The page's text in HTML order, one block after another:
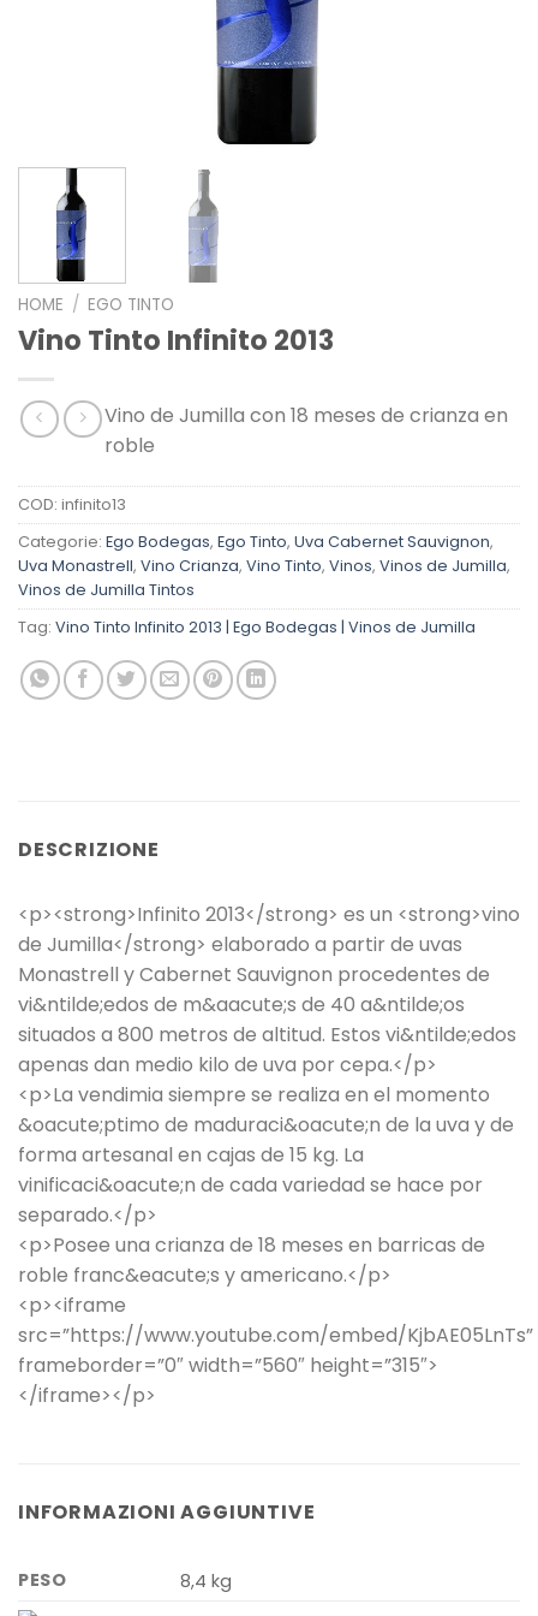
HOME / EGO TINTO
Vino Tinto Infinito 2013
Vino de Jumilla con 18 meses de crianza en
roble
COD: infinito13
Categorie: Ego Bodegas, Ego Tinto, Uva Cabernet Sauvignon,
Uva Monastrell, Vino Crianza, Vino Tinto, Vinos, Vinos de Jumilla,
Vinos de Jumilla Tintos
Tag: Vino Tinto Infinito 2013 | Ego Bodegas | Vinos de Jumilla
DESCRIZIONE
<p><strong>Infinito 2013</strong> es un <strong>vino
de Jumilla</strong> elaborado a partir de uvas
Monastrell y Cabernet Sauvignon procedentes de
vi&ntilde;edos de m&aacute;s de 40 a&ntilde;os
situados a 800 metros de altitud. Estos vi&ntilde;edos
apenas dan medio kilo de uva por cepa.</p>
<p>La vendimia siempre se realiza en el momento
&oacute;ptimo de maduraci&oacute;n de la uva y de
forma artesanal en cajas de 15 kg. La
vinificaci&oacute;n de cada variedad se hace por
separado.</p>
<p>Posee una crianza de 18 meses en barricas de
roble franc&eacute;s y americano.</p>
<p><iframe
src=”https://www.youtube.com/embed/KjbAE05LnTs”
frameborder=”0″ width=”560″ height=”315″>
</iframe></p>
INFORMAZIONI AGGIUNTIVE
PESO 8,4 kg